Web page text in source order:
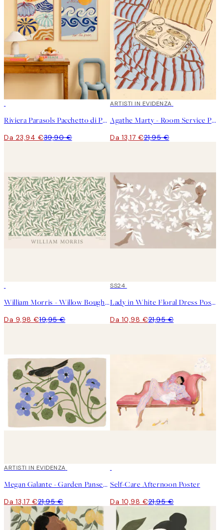
Riviera Parasols Pacchetto di Poster
Da 23,94 €39,90 €
40%*
ARTISTI IN EVIDENZA
Agathe Marty - Room Service Poster
Da 13,17 €21,95 €
William Morris - Willow Bough Landscape Poster
Da 9,98 €19,95 €
50%*
SS24
Lady in White Floral Dress Poster
Da 10,98 €21,95 €
40%*
ARTISTI IN EVIDENZA
Megan Galante - Garden Pansey Poster
Da 13,17 €21,95 €
Self-Care Afternoon Poster
Da 10,98 €21,95 €